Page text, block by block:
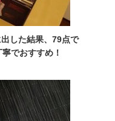
した結果、79点で
でおすすめ！